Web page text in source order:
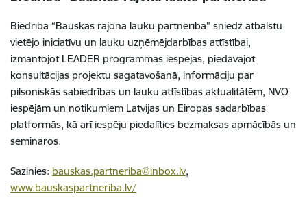
Biedrība “Bauskas rajona lauku partnerība” sniedz atbalstu
vietējo iniciatīvu un lauku uzņēmējdarbības attīstībai,
izmantojot LEADER programmas iespējas, piedāvājot
konsultācijas projektu sagatavošanā, informāciju par
pilsoniskās sabiedrības un lauku attīstības aktualitātēm, NVO
iespējām un notikumiem Latvijas un Eiropas sadarbības
platformās, kā arī iespēju piedalīties bezmaksas apmācībās un
semināros.
Sazinies: bauskas.partneriba@inbox.lv,
www.bauskaspartneriba.lv/